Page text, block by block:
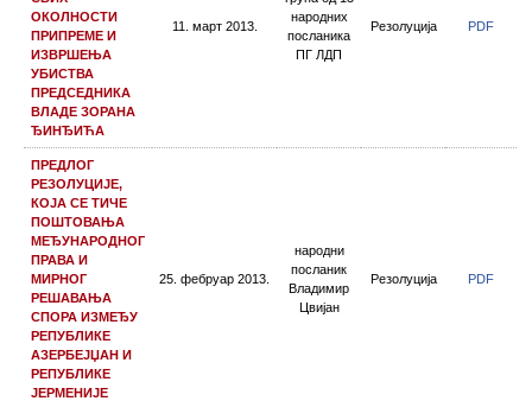
ОКОЛНОСТИ
ПРИПРЕМЕ И
ИЗВРШЕЊА
УБИСТВА
ПРЕДСЕДНИКА
ВЛАДЕ ЗОРАНА
ЂИНЂИЋА
11. март 2013.
народних
посланика
ПГ ЛДП
Резолуција PDF
ПРЕДЛОГ
РЕЗОЛУЦИЈЕ,
КОЈА СЕ ТИЧЕ
ПОШТОВАЊА
МЕЂУНАРОДНОГ
ПРАВА И
МИРНОГ
РЕШАВАЊА
СПОРА ИЗМЕЂУ
РЕПУБЛИКЕ
АЗЕРБЕЈЏАН И
РЕПУБЛИКЕ
ЈЕРМЕНИЈЕ
25. фебруар 2013.
народни
посланик
Владимир
Цвијан
Резолуција PDF